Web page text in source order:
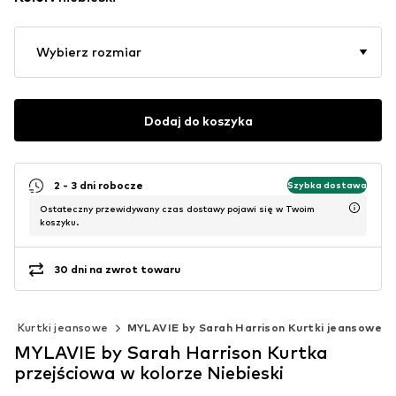
Wybierz rozmiar
Dodaj do koszyka
2 - 3 dni robocze Szybka dostawa
Ostateczny przewidywany czas dostawy pojawi się w Twoim
koszyku.
30 dni na zwrot towaru
Kurtki jeansowe MYLAVIE by Sarah Harrison Kurtki jeansowe
MYLAVIE by Sarah Harrison Kurtka
przejściowa w kolorze Niebieski